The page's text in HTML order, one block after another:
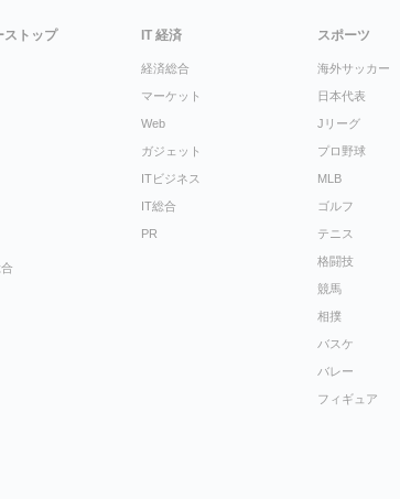
ストップ IT 経済
経済総合
マーケット
Web
ガジェット
ITビジネス
IT総合
PR
スポーツ
海外サッカー
日本代表
Jリーグ
プロ野球
MLB
ゴルフ
テニス
格闘技
競馬
相撲
バスケ
バレー
フィギュア